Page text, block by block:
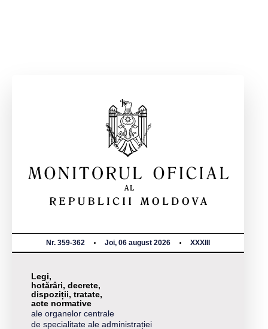
Nr. 359-362 Joi, 06 august 2026 XXXIII
Legi,
hotărâri, decrete,
dispoziții, tratate,
acte normative
ale organelor centrale
de specialitate ale administrației